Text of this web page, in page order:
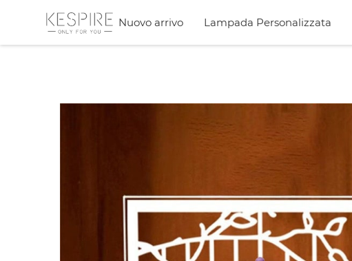
Nuovo arrivo Lampada Personalizzata